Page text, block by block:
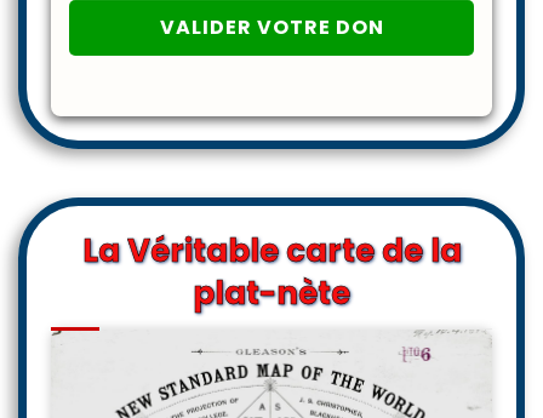
La Véritable carte de la
plat-nète